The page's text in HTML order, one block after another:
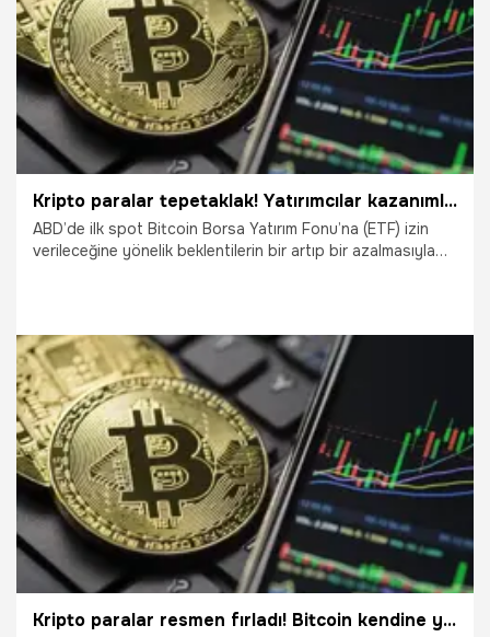
Kripto paralar tepetaklak! Yatırımcılar kazanımlarını bir anda kaybetti, Bitcoin'e EFT şoku
ABD’de ilk spot Bitcoin Borsa Yatırım Fonu’na (ETF) izin
verileceğine yönelik beklentilerin bir artıp bir azalmasıyla
altına düştükten sonra 47 bin 900 dolara kadar yükseldi.
Bu kez de, beklenen ETF onayının geldiğine yönelik
paylaşımın sahte çıkması piyasayı sarstı.
11.01.2024 Ekonomi
Kripto paralar resmen fırladı! Bitcoin kendine yeni zirve belirledi, rekor yükseliş sürecek